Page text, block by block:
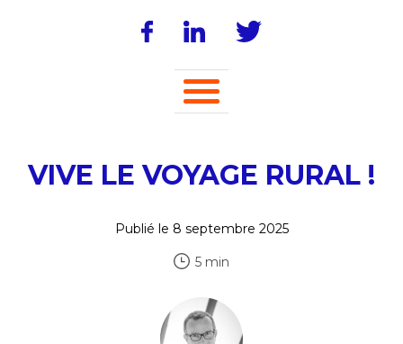
VIVE LE VOYAGE RURAL !
Publié le 8 septembre 2025
5 min